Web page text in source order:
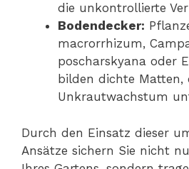
die unkontrollierte
Bodendecker:
macrorrhizum,
poscharskyana oder
bilden dichte Matten,
Unkrautwachstum
Durch den Einsatz dieser
Ansätze sichern Sie nicht